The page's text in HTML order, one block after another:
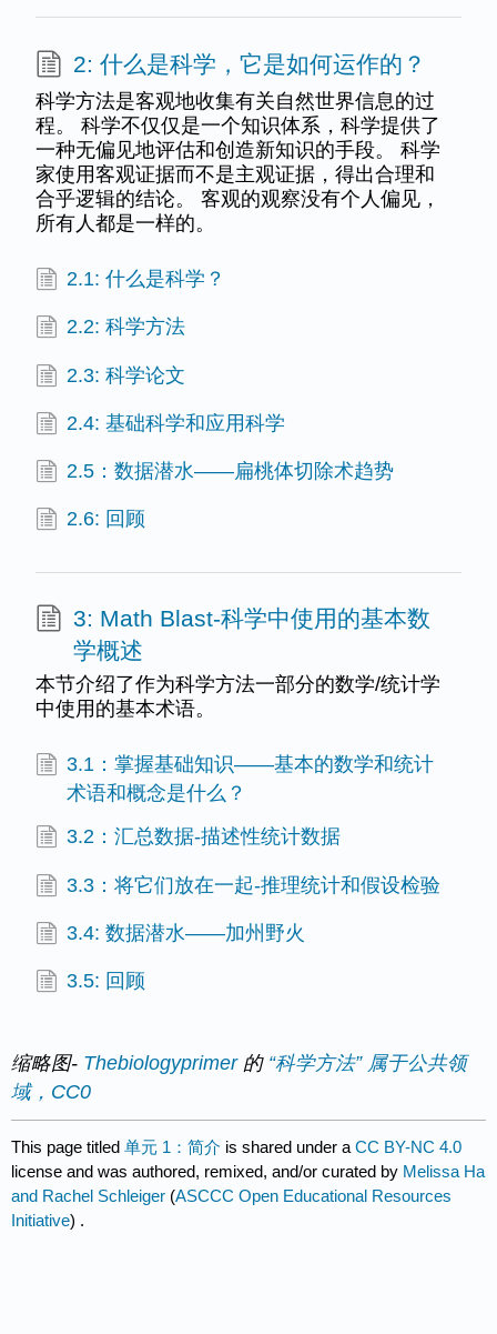
2: 什么是科学，它是如何运作的？
科学方法是客观地收集有关自然世界信息的过
程。 科学不仅仅是一个知识体系，科学提供了
一种无偏见地评估和创造新知识的手段。 科学
家使用客观证据而不是主观证据，得出合理和
合乎逻辑的结论。 客观的观察没有个人偏见，
所有人都是一样的。
2.1: 什么是科学？
2.2: 科学方法
2.3: 科学论文
2.4: 基础科学和应用科学
2.5：数据潜水——扁桃体切除术趋势
2.6: 回顾
3: Math Blast-科学中使用的基本数
学概述
本节介绍了作为科学方法一部分的数学/统计学
中使用的基本术语。
3.1：掌握基础知识——基本的数学和统计
术语和概念是什么？
3.2：汇总数据-描述性统计数据
3.3：将它们放在一起-推理统计和假设检验
3.4: 数据潜水——加州野火
3.5: 回顾
缩略图- Thebiologyprimer的 “科学方法” 属于公共领
域，CC0
This page titled单元 1：简介 is shared under aCC BY-NC 4.0
license and was authored, remixed, and/or curated by Melissa Ha
and Rachel Schleiger (ASCCC Open Educational Resources
Initiative) .